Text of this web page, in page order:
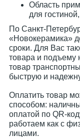
Область
для
По Санкт-
«Новокерамика»
сроки. Для Вас
товара и подъему
товар
быструю и
Оплатить товар
способом:
оплатой по QR-
работаем как с
лицами.